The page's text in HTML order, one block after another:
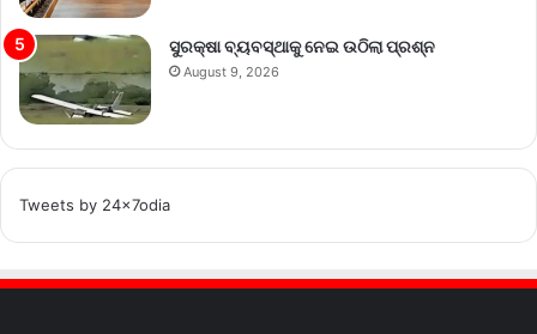
ସୁରକ୍ଷା ବ୍ୟବସ୍ଥାକୁ ନେଇ ଉଠିଲା ପ୍ରଶ୍ନ
August 9, 2026
Tweets by 24x7odia